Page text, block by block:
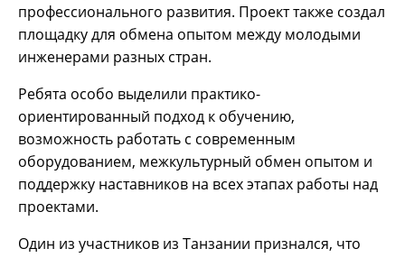
профессионального развития. Проект также создал
площадку для обмена опытом между молодыми
инженерами разных стран.
Ребята особо выделили практико-
ориентированный подход к обучению,
возможность работать с современным
оборудованием, межкультурный обмен опытом и
поддержку наставников на всех этапах работы над
проектами.
Один из участников из Танзании признался, что